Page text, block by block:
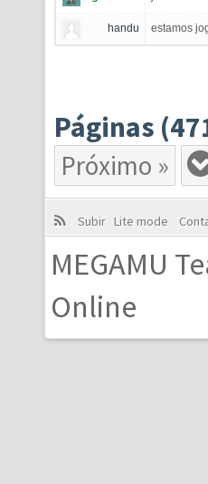
handu estamos
Páginas
Próximo »
Subir Lite mode
MEGAMU
Online